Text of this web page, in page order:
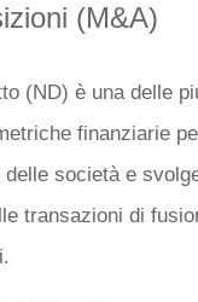
(M&A)
(ND) è una delle
finanziarie
società e
transazioni di